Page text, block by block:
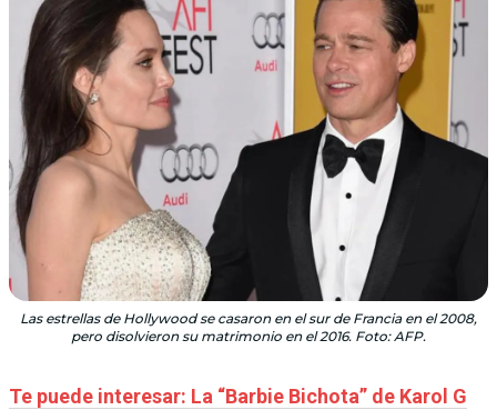
Las estrellas de Hollywood se casaron en el sur de Francia en el 2008,
pero disolvieron su matrimonio en el 2016. Foto: AFP.
Te puede interesar: La “Barbie Bichota” de Karol G